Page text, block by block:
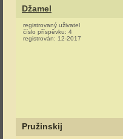
Džamel
registrovaný uživatel
číslo příspěvku: 4
registrován: 12-2017
Pružinskij